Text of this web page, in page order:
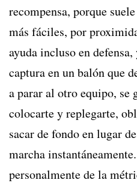
recompensa, porque
más fáciles, por
ayuda incluso en
captura en un balón que
a parar al otro equipo, se
colocarte y replegarte,
sacar de fondo en lugar
marcha
personalmente de la